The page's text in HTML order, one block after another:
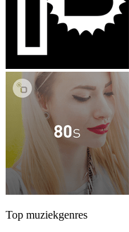
Top muziekgenres